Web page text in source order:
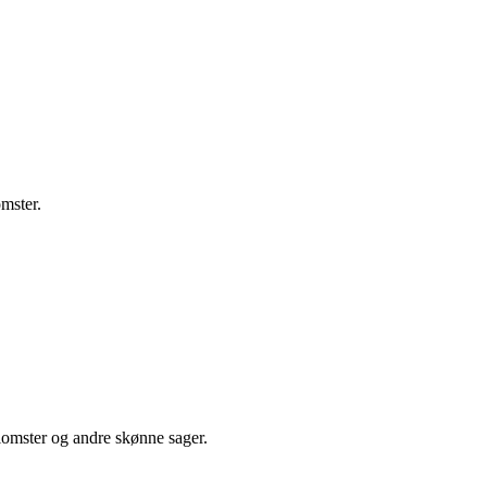
og andre skønne sager.